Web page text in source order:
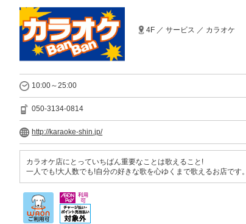
4F ／ サービス ／ カラオケ
10:00～25:00
050-3134-0814
http://karaoke-shin.jp/
カラオケ店にとっていちばん重要なことは歌えること!
一人でも!大人数でも!自分の好きな歌を心ゆくまで歌えるお店です。